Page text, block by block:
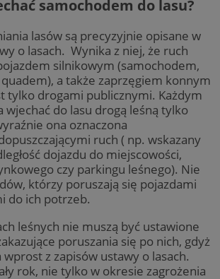
samochodem do lasu?
lasów są precyzyjnie opisane w
o lasach. Wynika z niej, że ruch
silnikowym (samochodem,
a także zaprzęgiem konnym
tylko drogami publicznymi. Każdym
wjechać do lasu drogą leśną tylko
ona oznaczona
ruch ( np. wskazany
dojazdu do miejscowości,
czy parkingu leśnego). Nie
którzy poruszają się pojazdami
do ich potrzeb.
leśnych nie muszą być ustawione
poruszania się po nich, gdyż
z zapisów ustawy o lasach.
rok, nie tylko w okresie zagrożenia